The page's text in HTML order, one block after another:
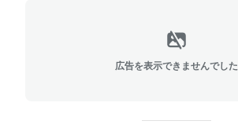
広告を表示できませんでした